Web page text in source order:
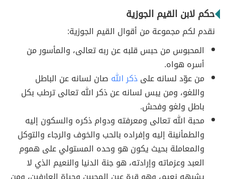
حكم لابن القيم الجوزية
نقدم لكم مجموعة من أقوال القيم الجوزية:
المحبوس من حبس قلبه عن ربه تعالى، والمأسور من
أسره هواه.
من عوّد لسانه علىذكر الله صان لسانه عن الباطل
واللغو، ومن يبس لسانه عن ذكر الله تعالى ترطب بكل
باطل ولغو وفحش.
محبة الله تعالى ومعرفته ودوام ذكره والسكون إليه
والطمأنينة إليه وإفراده بالحب والخوف والرجاء والتوكل
والمعاملة بحيث يكون هو وحده المستولي على هموم
العبد وعزماته وإرادته، هو جنة الدنيا والنعيم الذي لا